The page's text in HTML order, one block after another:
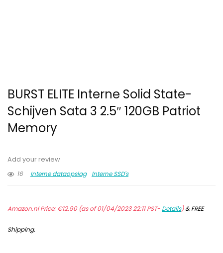
BURST ELITE Interne Solid State-
Schijven Sata 3 2.5″ 120GB Patriot
Memory
Add your review
16
Interne dataopslag Interne SSD's
Amazon.nl Price:€12.90(as of 01/04/2023 22:11 PST- Details)&FREE
Shipping.